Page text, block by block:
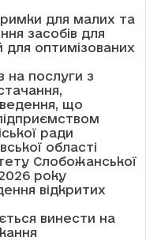
для малих та
засобів для
оптимізованих
на послуги з
що
ради
області
Слобожанської
року
відкритих
винести на